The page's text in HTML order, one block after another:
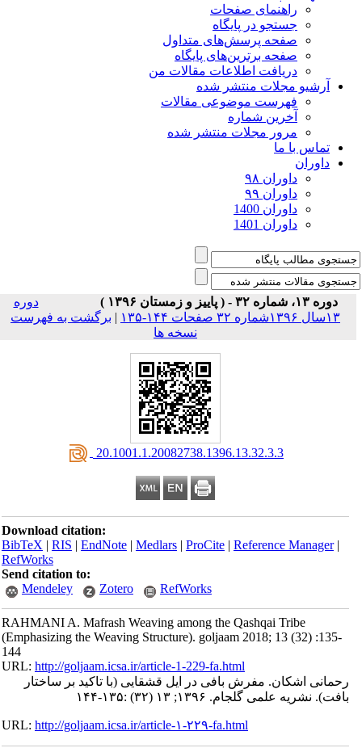
راهنمای صفحات
جستجو در پایگاه
صفحه پرسش‌های متداول
صفحه برترین‌های پایگاه
دریافت اطلاعات مقالات من
آرشیو مجلات منتشر شده
فهرست موضوعی مقالات
آخرین شماره
مرور مجلات منتشر شده
تماس با ما
داوران
داوران ۹۸
داوران ۹۹
داوران 1400
داوران 1401
دوره ۱۳، شماره ۳۲ - ( پاییز و زمستان ۱۳۹۶ )
دوره
۱۳سال ۱۳۹۶شماره ۳۲ صفحات ۱۴۴-۱۳۵
| برگشت به فهرست
نسخه ها
‎ 20.1001.1.20082738.1396.13.32.3.3
Download citation:
BibTeX|RIS|EndNote|Medlars|ProCite|Reference Manager
RefWorks
Send citation to:
Mendeley
Zotero RefWorks
RAHMANI A. Mafrash Weaving among the Qashqai Tribe
(Emphasizing the Weaving Structure). goljaam 2018; 13 (32) :135-
144
URL:http://goljaam.icsa.ir/article-1-229-fa.html
رحمانی اشکان. مفرش بافی در ایل قشقایی (با تاکید بر ساختار
بافت). نشریه علمی گلجام. ۱۳۹۶; ۱۳ (۳۲) :۱۳۵-۱۴۴
URL:http://goljaam.icsa.ir/article-۱-۲۲۹-fa.html